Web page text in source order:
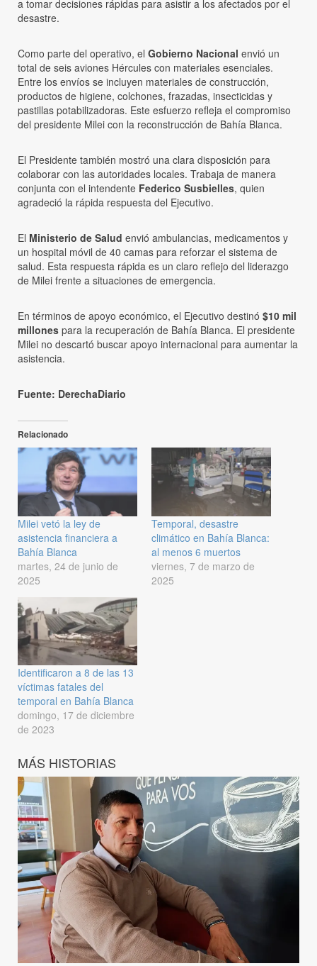
a tomar decisiones rápidas para asistir a los afectados por el
desastre.
Como parte del operativo, el Gobierno Nacional envió un
total de seis aviones Hércules con materiales esenciales.
Entre los envíos se incluyen materiales de construcción,
productos de higiene, colchones, frazadas, insecticidas y
pastillas potabilizadoras. Este esfuerzo refleja el compromiso
del presidente Milei con la reconstrucción de Bahía Blanca.
El Presidente también mostró una clara disposición para
colaborar con las autoridades locales. Trabaja de manera
conjunta con el intendente Federico Susbielles, quien
agradeció la rápida respuesta del Ejecutivo.
El Ministerio de Salud envió ambulancias, medicamentos y
un hospital móvil de 40 camas para reforzar el sistema de
salud. Esta respuesta rápida es un claro reflejo del liderazgo
de Milei frente a situaciones de emergencia.
En términos de apoyo económico, el Ejecutivo destinó $10 mil
millones para la recuperación de Bahía Blanca. El presidente
Milei no descartó buscar apoyo internacional para aumentar la
asistencia.
Fuente: DerechaDiario
Relacionado
Milei vetó la ley de
asistencia financiera a
Bahía Blanca
martes, 24 de junio de
2025
Temporal, desastre
climático en Bahía Blanca:
al menos 6 muertos
viernes, 7 de marzo de
2025
Identificaron a 8 de las 13
víctimas fatales del
temporal en Bahía Blanca
domingo, 17 de diciembre
de 2023
MÁS HISTORIAS